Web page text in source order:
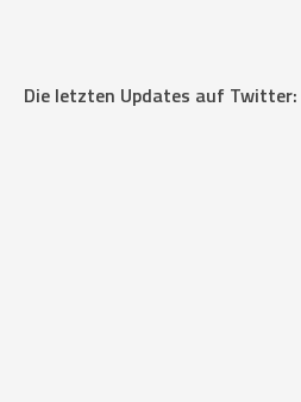
Die letzten Updates auf Twitter: